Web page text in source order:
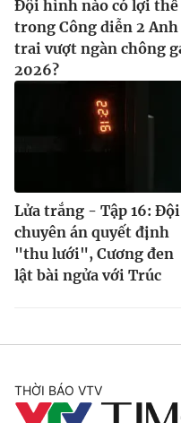
Đội hình nào có lợi thế
trong Công diễn 2 Anh
trai vượt ngàn chông
2026?
Lửa trắng - Tập 16: Đội
chuyên án quyết định
"thu lưới", Cương đen
lật bài ngửa với Trúc
THỜI BÁO VTV